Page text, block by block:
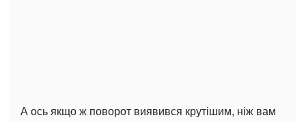
А ось якщо ж поворот виявився крутішим, ніж вам